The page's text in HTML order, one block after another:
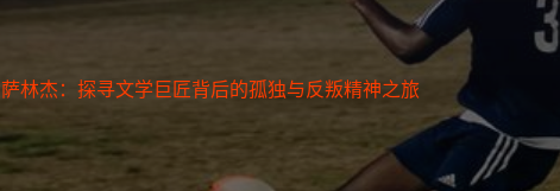
萨林杰：探寻文学巨匠背后的孤独与反叛精神之旅